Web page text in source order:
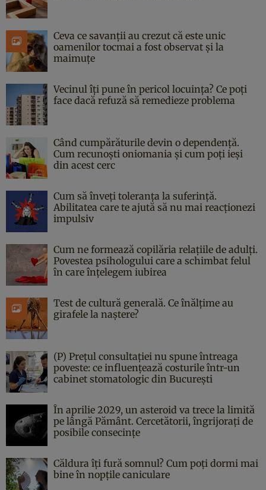
Ceva ce savanții au crezut că este unic
oamenilor tocmai a fost observat și la
maimuțe
Vecinul îți pune în pericol locuința? Ce poți
face dacă refuză să remedieze problema
Când cumpărăturile devin o dependență.
Cum recunoști oniomania și cum poți ieși
din acest cerc
Cum să înveți toleranța la suferință.
Abilitatea care te ajută să nu mai reacționezi
impulsiv
Cum ne formează copilăria relațiile de adulți.
Povestea psihologului care a schimbat felul
în care înțelegem iubirea
Test de cultură generală. Ce înălțime au
girafele la naștere?
(P) Prețul consultației nu spune întreaga
poveste: ce influențează costurile într-un
cabinet stomatologic din București
În aprilie 2029, un asteroid va trece la limită
pe lângă Pământ. Cercetătorii, îngrijorați de
posibile consecințe
Căldura îți fură somnul? Cum poți dormi mai
bine în nopțile caniculare